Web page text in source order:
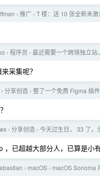
› 推广 › T 楼：送 10 张全新未
› 程序员 › 最近需要一个跨境独立站
采集呢？
› 分享创造 › 整了一个免费 Figma 插
› 分享创造 › 今天过生日， 33 了。
已超越大部分人，已算是小
› macOS › macOS Sonoma